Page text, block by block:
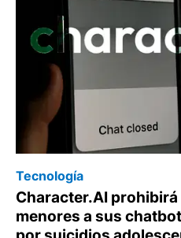
Tecnología
Character.AI prohibirá
menores a sus